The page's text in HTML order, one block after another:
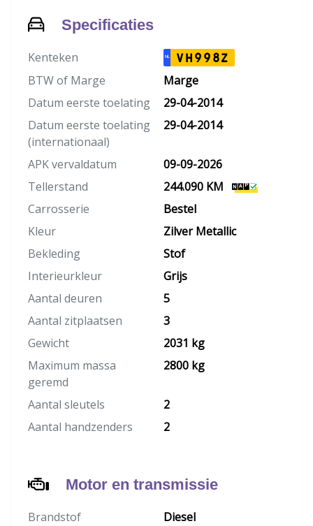
Specificaties
Kenteken NL VH998Z
BTW of Marge
Marge
Datum eerste toelating
29-04-2014
Datum eerste toelating
(internationaal)
29-04-2014
APK vervaldatum
09-09-2026
Tellerstand
244.090 KM
Carrosserie
Bestel
Kleur
Zilver Metallic
Bekleding
Stof
Interieurkleur
Grijs
Aantal deuren
5
Aantal zitplaatsen
3
Gewicht
2031 kg
Maximum massa
geremd
2800 kg
Aantal sleutels
2
Aantal handzenders
2
Motor en transmissie
Brandstof
Diesel